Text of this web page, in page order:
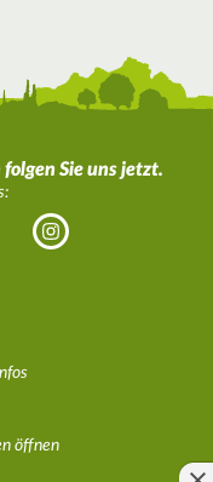
Sie uns jetzt.
Instagram
öffnen